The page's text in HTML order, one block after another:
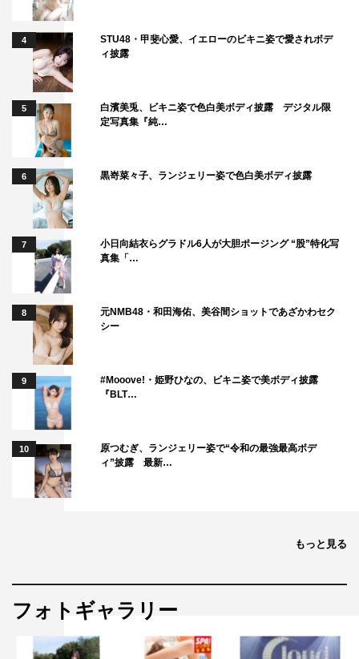
作品情報
「レディ加賀」
2024年2月2日（金）石川県先行公開／2月9日（金）新宿
ピカデリー他全国ロードショー
監督：雑賀俊朗
脚本：渡辺典子 雑賀俊朗
プロデュ－サー：村田徹 藤田修
出演：小芝風花 松田るか 青木瞭 中村静香 八木アリ
サ 奈月セナ 小野木里奈 水島麻理奈
／佐藤藍子 篠井英介 森崎ウィン／檀れい
特別協賛：加賀市 特別協力：北國新聞社 後援：石川
配給：アークエンタテインメント
公式HP：
ladykaga-movie.com
公式Twitter：＠ladykaga_movie
4
STU48・甲斐心愛、イエローのビキニ姿で愛されボデ
ィ披露
5
白濱美兎、ビキニ姿で色白美ボディ披露 デジタル限
定写真集『純…
6 黒嵜菜々子、ランジェリー姿で色白美ボディ披露
7
小日向結衣らグラドル6人が大胆ポージング “股”特化写
真集「…
8
元NMB48・和田海佑、美谷間ショットであざかわセク
シー
9
#Mooove!・姫野ひなの、ビキニ姿で美ボディ披露
『BLT…
10
原つむぎ、ランジェリー姿で“令和の最強最高ボデ
ィ”披露 最新…
もっと見る
フォトギャラリー